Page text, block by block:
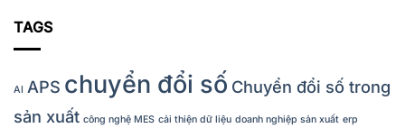
TAGS
AI APS chuyển đổi số Chuyển đổi số trong
sản xuất công nghệ MES cải thiện dữ liệu doanh nghiệp sản xuất erp